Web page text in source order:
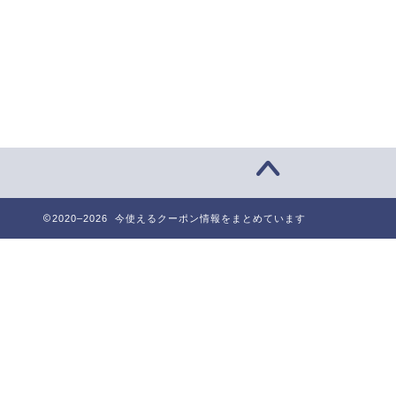
2020–2026 今使えるクーポン情報をまとめています